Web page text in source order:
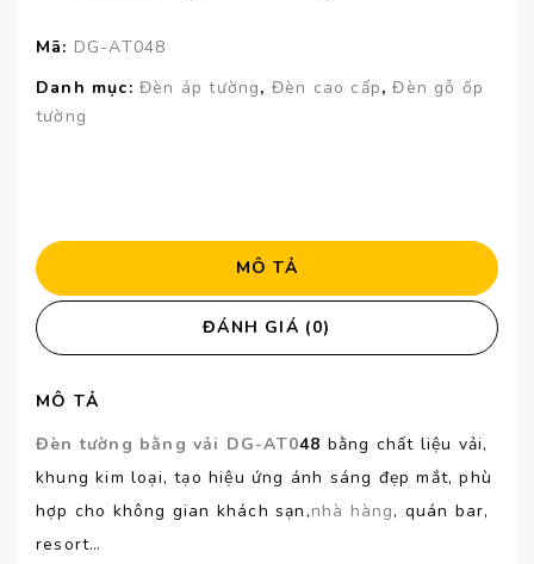
Mã: DG-AT048
Danh mục: Đèn áp tường, Đèn cao cấp,Đèn gỗ ốp
tường
MÔ TẢ
ĐÁNH GIÁ (0)
MÔ TẢ
Đèn tường bằng vải DG-AT048 bằng chất liệu vải,
khung kim loại, tạo hiệu ứng ánh sáng đẹp mắt, phù
hợp cho không gian khách sạn,nhà hàng, quán bar,
resort…